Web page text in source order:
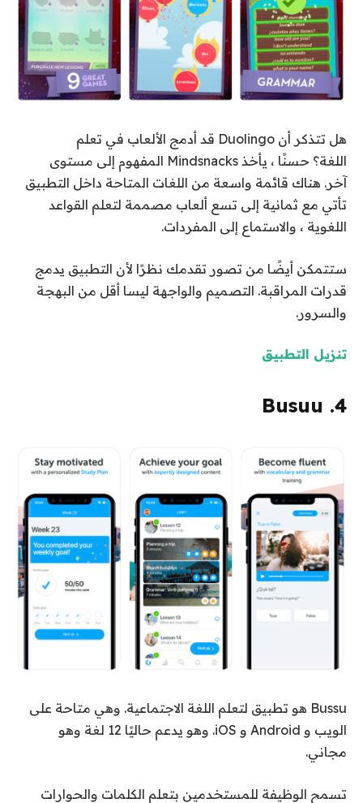
هل تتذكر أن Duolingo قد أدمج الألعاب في تعلم
اللغة؟ حسنًا ، يأخذ Mindsnacks المفهوم إلى مستوى
آخر. هناك قائمة واسعة من اللغات المتاحة داخل التطبيق
تأتي مع ثمانية إلى تسع ألعاب مصممة لتعلم القواعد
اللغوية ، والاستماع إلى المفردات.
ستتمكن أيضًا من تصور تقدمك نظرًا لأن التطبيق يدمج
قدرات المراقبة. التصميم والواجهة ليسا أقل من البهجة
والسرور.
تنزيل التطبيق
4. Busuu
Bussu هو تطبيق لتعلم اللغة الاجتماعية. وهي متاحة على
الويب و Android و iOS. وهو يدعم حاليًا 12 لغة وهو
مجاني.
تسمح الوظيفة للمستخدمين بتعلم الكلمات والحوارات